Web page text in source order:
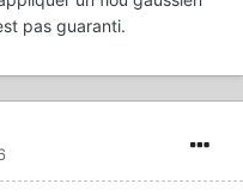
pas guaranti.